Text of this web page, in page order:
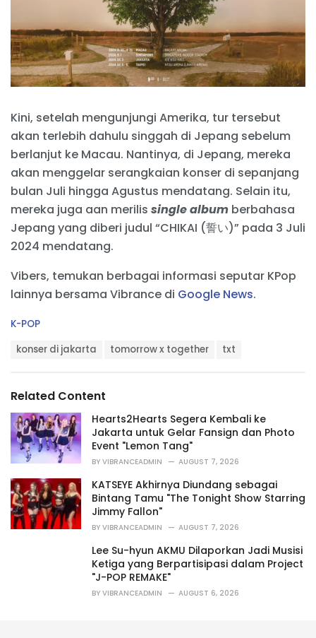
Kini, setelah mengunjungi Amerika, tur tersebut
akan terlebih dahulu singgah di Jepang sebelum
berlanjut ke Macau. Nantinya, di Jepang, mereka
akan menggelar serangkaian konser di sepanjang
bulan Juli hingga Agustus mendatang. Selain itu,
mereka juga aan merilis single album berbahasa
Jepang yang diberi judul “CHIKAI (誓い)” pada 3 Juli
2024 mendatang.
Vibers, temukan berbagai informasi seputar KPop
lainnya bersama Vibrance di Google News.
C
r
i
e
s
:
K-POP
:
konser di jakarta tomorrow x together txt
Related Content
Hearts2Hearts Segera Kembali ke
Jakarta untuk Gelar Fansign dan Photo
Event "Lemon Tang"
BY VIBRANCEADMIN AUGUST 7, 2026
KATSEYE Akhirnya Diundang sebagai
Bintang Tamu "The Tonight Show Starring
Jimmy Fallon"
BY VIBRANCEADMIN AUGUST 7, 2026
Lee Su-hyun AKMU Dilaporkan Jadi Musisi
Ketiga yang Berpartisipasi dalam Project
"J-POP REMAKE"
BY VIBRANCEADMIN AUGUST 6, 2026